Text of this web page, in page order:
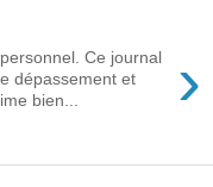
›
Ce journal
dépassement et
bien...